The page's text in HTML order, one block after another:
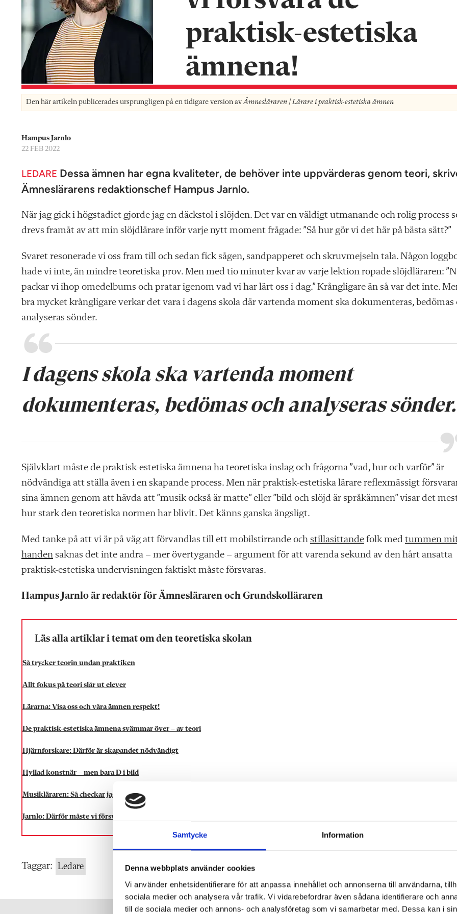
Samtycke Information
Denna webbplats använder cookies
Vi använder enhetsidentifierare för att anpassa innehållet och annonserna till användarna,
sociala medier och analysera vår trafik. Vi vidarebefordrar även sådana identifierare och
till de sociala medier och annons- och analysföretag som vi samarbetar med. Dessa kan i
praktisk-estetiska
ämnena!
Den här artikeln publicerades ursprungligen på en tidigare version avÄmnesläraren | Lärare i praktisk-estetiska ämnen
Hampus Jarnlo
22 FEB 2022
LEDARE Dessa ämnen har egna kvaliteter, de behöver inte uppvärderas genom teori,
Ämneslärarens redaktionschef Hampus Jarnlo.
När jag gick i högstadiet gjorde jag en däckstol i slöjden. Det var en väldigt utmanande och rolig process
drevs framåt av att min slöjdlärare inför varje nytt moment frågade: ”Så hur gör vi det här på bästa sätt?”
Svaret resonerade vi oss fram till och sedan fick sågen, sandpapperet och skruvmejseln tala. Någon
hade vi inte, än mindre teoretiska prov. Men med tio minuter kvar av varje lektion ropade slöjdläraren:
packar vi ihop omedelbums och pratar igenom vad vi har lärt oss i dag.” Krångligare än så var det inte.
bra mycket krångligare verkar det vara i dagens skola där vartenda moment ska dokumenteras, bedömas
analyseras sönder.
I dagens skola ska vartenda moment
dokumenteras, bedömas och analyseras sönder.
Självklart måste de praktisk-estetiska ämnena ha teoretiska inslag och frågorna ”vad, hur och varför” är
nödvändiga att ställa även i en skapande process. Men när praktisk-estetiska lärare reflexmässigt
sina ämnen genom att hävda att ”musik också är matte” eller ”bild och slöjd är språkämnen” visar det
hur stark den teoretiska normen har blivit. Det känns ganska ängsligt.
Med tanke på att vi är på väg att förvandlas till ett mobilstirrande och stillasittande folk med tummen
handen saknas det inte andra – mer övertygande – argument för att varenda sekund av den hårt ansatta
praktisk-estetiska undervisningen faktiskt måste försvaras.
Hampus Jarnlo är redaktör för Ämnesläraren och Grundskolläraren
Läs alla artiklar i temat om den teoretiska skolan
Så trycker teorin undan praktiken
Allt fokus på teori slår ut elever
Lärarna: Visa oss och våra ämnen respekt!
De praktisk-estetiska ämnena svämmar över – av teori
Hjärnforskare: Därför är skapandet nödvändigt
Hyllad konstnär – men bara D i bild
Musikläraren: Så checkar jag av teorin i praktiken
Jarnlo: Därför måste vi försvara de praktisk-estetiska ämnena!
Taggar: Ledare